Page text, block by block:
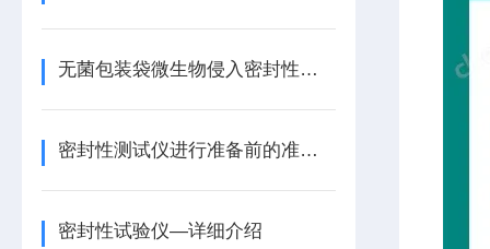
无菌包装袋微生物侵入密封性试验仪的详细介绍
密封性测试仪进行准备前的准备工作
密封性试验仪—详细介绍